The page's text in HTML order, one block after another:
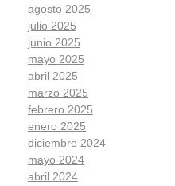
agosto 2025
julio 2025
junio 2025
mayo 2025
abril 2025
marzo 2025
febrero 2025
enero 2025
diciembre 2024
mayo 2024
abril 2024